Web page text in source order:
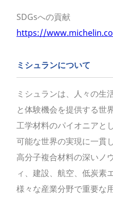
SDGsへの貢献
https://
ミシュランについて
ミシュランは、人々の生
と体験機会を提供する世
工学材料のパイオニアと
可能な世界の実現に一貫
高分子複合材料の深いノ
ィ、建設、航空、低炭素
様々な産業分野で重要な